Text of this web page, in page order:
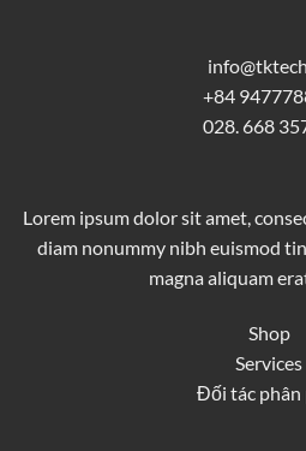
+84
028. 668
Lorem ipsum dolor sit amet,
diam nonummy nibh euismod
magna aliquam
Shop
Services
Đối tác phân